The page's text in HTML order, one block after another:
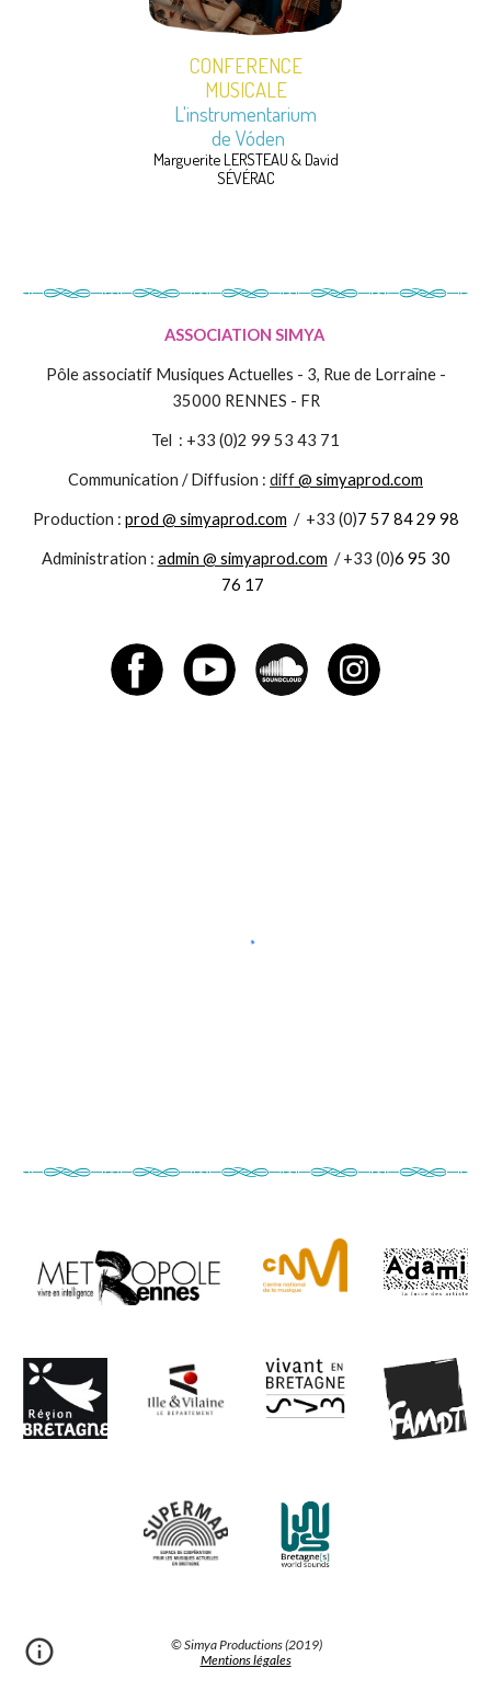
CONFERENCE
MUSICALE
L'instrumentarium
de Vóden
Marguerite LERSTEAU & David
SÉVÉRAC
ASSOCIATION SIMYA
Pôle associatif Musiques Actuelles - 3, Rue de Lorraine -
35000 RENNES - FR
Tel : +33 (0)2 99 53 43 71
Communication / Diffusion : diff@ simyaprod.com
Production : prod @ simyaprod.com / +33 (0)7 57 84 29 98
Administration : admin @ simyaprod.com /+33 (0)6 95 30
76 17
© Simya Productions (2019)
Mentions légales